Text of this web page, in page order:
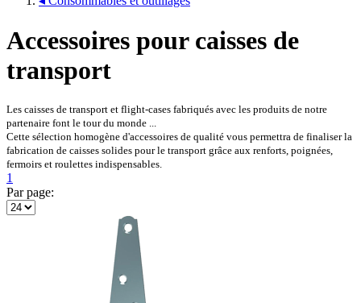
Accessoires pour caisses de
transport
Les caisses de transport et flight-cases fabriqués avec les produits de notre
partenaire font le tour du monde ...
Cette sélection homogène d'accessoires de qualité vous permettra de finaliser la
fabrication de caisses solides pour le transport grâce aux renforts, poignées,
fermoirs et roulettes indispensables.
1
Par page: